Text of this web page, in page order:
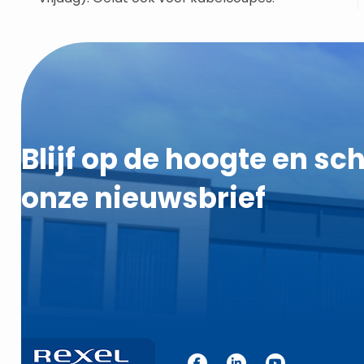
Blijf op de hoogte en
onze nieuwsbrief